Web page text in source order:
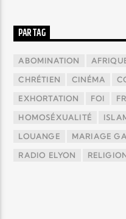
PAR TAG
ABOMINATION
CHRÉTIEN CINÉMA
EXHORTATION FOI
HOMOSÉXUALITÉ
LOUANGE MARIAGE
RADIO ELYON